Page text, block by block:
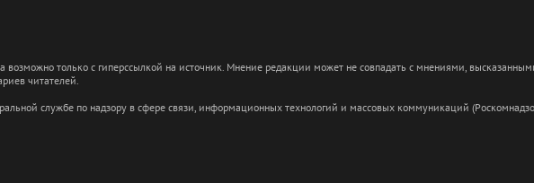
возможно только с гиперссылкой на источник. Мнение редакции может не совпадать с мнениями,
читателей.
службе по надзору в сфере связи, информационных технологий и массовых коммуникаций